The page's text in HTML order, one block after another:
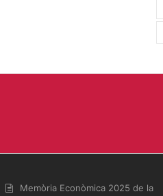
Memòria Econòmica 2025 de la